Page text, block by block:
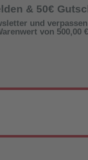
& 50€
und
von 500,00